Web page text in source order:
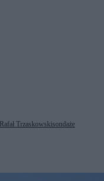
Rafał Trzaskowskisondaże